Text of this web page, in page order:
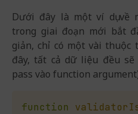
Dưới đây là một ví dụ về
trong giai đoạn mới bắt
giản, chỉ có một vài thuộc
đây, tất cả dữ liệu đều sẽ
pass vào function
function